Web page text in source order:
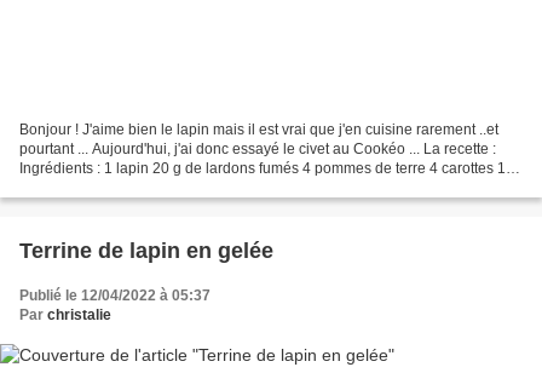
Bonjour ! J'aime bien le lapin mais il est vrai que j'en cuisine rarement ..et
pourtant ... Aujourd'hui, j'ai donc essayé le civet au Cookéo ... La recette :
Ingrédients : 1 lapin 20 g de lardons fumés 4 pommes de terre 4 carottes 1
Terrine de lapin en gelée
Publié le 12/04/2022 à 05:37
Par christalie